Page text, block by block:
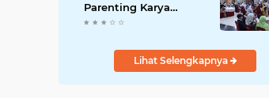
Parenting Karya
Chandrawaty
Lihat Selengkapnya